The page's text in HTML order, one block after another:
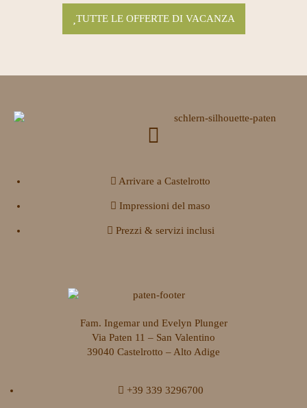
TUTTE LE OFFERTE DI VACANZA
Arrivare a Castelrotto
Impressioni del maso
Prezzi & servizi inclusi
Fam. Ingemar und Evelyn Plunger
Via Paten 11 – San Valentino
39040 Castelrotto – Alto Adige
+39 339 3296700